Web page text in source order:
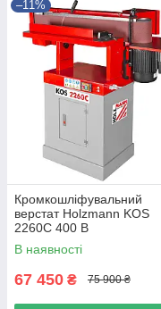
–11%
Кромкошліфувальний
верстат Holzmann KOS
2260C 400 В
В наявності
67 450 ₴ 75 900 ₴